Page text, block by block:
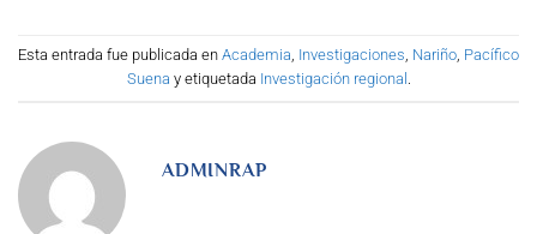
Esta entrada fue publicada en Academia, Investigaciones, Nariño, Pacífico
Suena y etiquetada Investigación regional .
ADMINRAP